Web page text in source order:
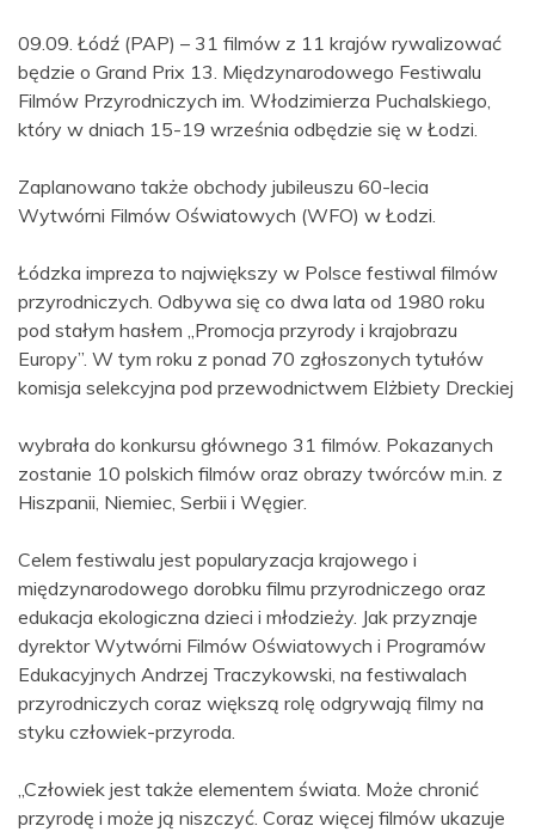
09.09. Łódź (PAP) – 31 filmów z 11 krajów rywalizować
będzie o Grand Prix 13. Międzynarodowego Festiwalu
Filmów Przyrodniczych im. Włodzimierza Puchalskiego,
który w dniach 15-19 września odbędzie się w Łodzi.
Zaplanowano także obchody jubileuszu 60-lecia
Wytwórni Filmów Oświatowych (WFO) w Łodzi.
Łódzka impreza to największy w Polsce festiwal filmów
przyrodniczych. Odbywa się co dwa lata od 1980 roku
pod stałym hasłem „Promocja przyrody i krajobrazu
Europy”. W tym roku z ponad 70 zgłoszonych tytułów
komisja selekcyjna pod przewodnictwem Elżbiety Dreckiej
wybrała do konkursu głównego 31 filmów. Pokazanych
zostanie 10 polskich filmów oraz obrazy twórców m.in. z
Hiszpanii, Niemiec, Serbii i Węgier.
Celem festiwalu jest popularyzacja krajowego i
międzynarodowego dorobku filmu przyrodniczego oraz
edukacja ekologiczna dzieci i młodzieży. Jak przyznaje
dyrektor Wytwórni Filmów Oświatowych i Programów
Edukacyjnych Andrzej Traczykowski, na festiwalach
przyrodniczych coraz większą rolę odgrywają filmy na
styku człowiek-przyroda.
„Człowiek jest także elementem świata. Może chronić
przyrodę i może ją niszczyć. Coraz więcej filmów ukazuje